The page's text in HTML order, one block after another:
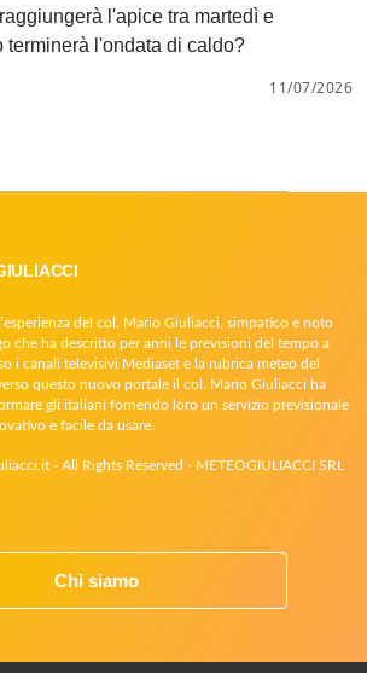
l'apice tra martedì e
terminerà l'ondata di caldo?
11/07/2026
del col. Mario Giuliacci, simpatico e noto
che ha descritto per anni le previsioni del tempo a
i canali televisivi Mediaset e la rubrica meteo del
questo nuovo portale il col. Mario Giuliacci ha
gli italiani fornendo loro un servizio previsionale
e facile da usare.
- All Rights Reserved - METEOGIULIACCI SRL
Chi siamo